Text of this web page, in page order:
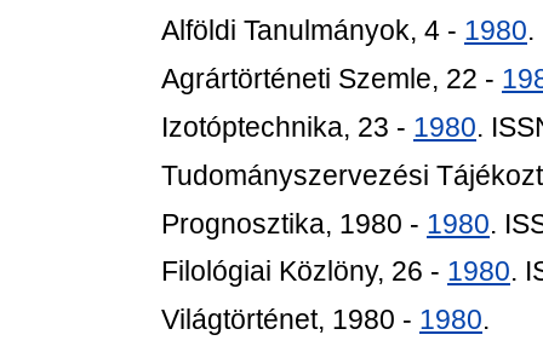
Alföldi Tanulmányok, 4 - 1980.
Agrártörténeti Szemle, 22 -
Izotóptechnika, 23 - 1980.
Tudományszervezési
Prognosztika, 1980 - 1980.
Filológiai Közlöny, 26 - 1980.
Világtörténet, 1980 - 1980.